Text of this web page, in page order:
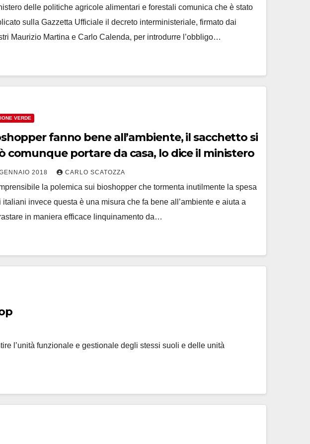
delle politiche agricole alimentari e forestali comunica che è stato
sulla Gazzetta Ufficiale il decreto interministeriale, firmato dai
Maurizio Martina e Carlo Calenda, per introdurre l’obbligo…
VERDE
fanno bene all’ambiente, il sacchetto si
comunque portare da casa, lo dice il ministero
2018 CARLO SCATOZZA
la polemica sui bioshopper che tormenta inutilmente la spesa
italiani invece questa è una misura che fa bene all’ambiente e aiuta a
in maniera efficace linquinamento da…
l’unità funzionale e gestionale degli stessi suoli e delle unità